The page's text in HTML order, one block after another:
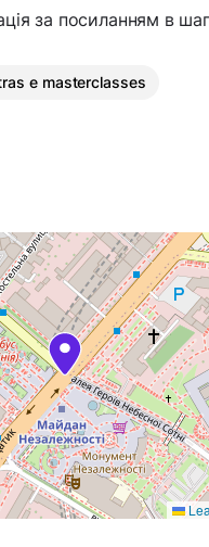
за посиланням в
e masterclasses